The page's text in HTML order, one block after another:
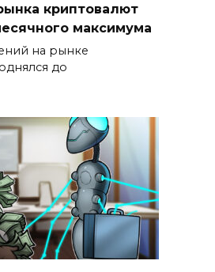
криптовалют
максимума
на рынке
до